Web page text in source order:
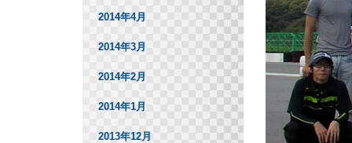
2014年4月
2014年3月
2014年2月
2014年1月
2013年12月